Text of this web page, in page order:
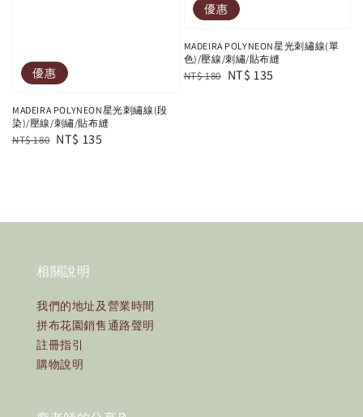
優惠
MADEIRA POLYNEON星光刺繡線(段
染)/壓線/刺繡/貼布縫
Regular
NT$ 180 Sale
NT$ 135
優惠
MADEIRA POLYNEON星光刺繡線(單
色)/壓線/刺繡/貼布縫
Regular
NT$ 180 Sale
NT$ 135
相關說明
我們的地址及營業時間
拼布花園銷售通路聲明
註冊指引
購物說明